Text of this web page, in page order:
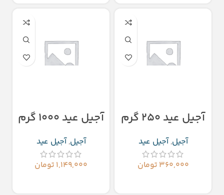
آجیل عید ۲۵۰ گرم
آجیل,آجیل عید
۳۶۰,۰۰۰ تومان
آجیل عید ۱۰۰۰ گرم
آجیل,آجیل عید
۱,۱۴۹,۰۰۰ تومان